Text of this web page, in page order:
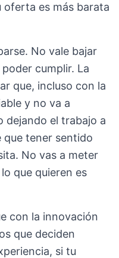
es más barata
No vale bajar
cumplir. La
que, incluso con la
y no va a
dejando el trabajo a
que tener sentido
No vas a meter
que quieren es
con la innovación
que deciden
si tu